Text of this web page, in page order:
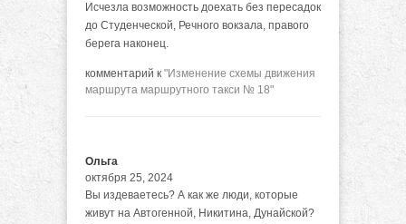
Исчезла возможность доехать без пересадок
до Студенческой, Речного вокзала, правого
берега наконец.
комментарий к "Изменение схемы движения
маршрута маршрутного такси № 18"
Ольга
октября 25, 2024
Вы издеваетесь? А как же люди, которые
живут на Автогенной, Никитина, Дунайской?